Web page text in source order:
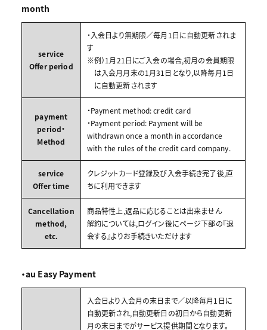
month
service
Offer period
・入会日より無期限／毎月1日に自動更新されま
す
※例）1月21日にご入会の場合,初月の会員期限
は入会月月末の1月31日となり,以降毎月1日
に自動更新されます
payment
period・
Method
・Payment method: credit card
・Payment period: Payment will be
withdrawn once a month in accordance
with the rules of the credit card company.
service
Offer time
クレジットカード登録及び入会手続き完了後,直
ちに利用できます
Cancellation
method,
etc.
商品特性上,返品に応じることは出来ません
解約については,ログイン後にページ下部の『退
会する』よりお手続きいただけます
・au Easy Payment
入会日より入会月の末日まで／以降毎月1日に
自動更新され,自動更新日の初日から自動更新
月の末日までがサービス提供期間となります。